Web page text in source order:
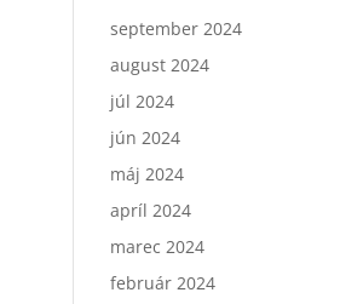
september 2024
august 2024
júl 2024
jún 2024
máj 2024
apríl 2024
marec 2024
február 2024